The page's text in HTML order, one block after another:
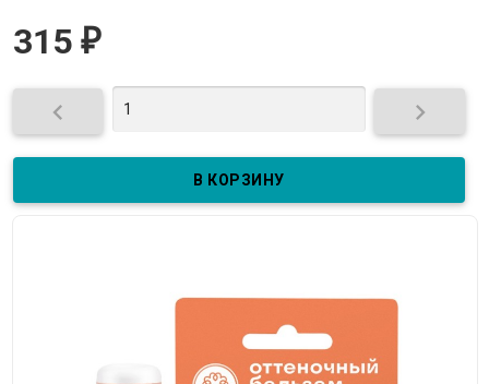
315 ₽
 